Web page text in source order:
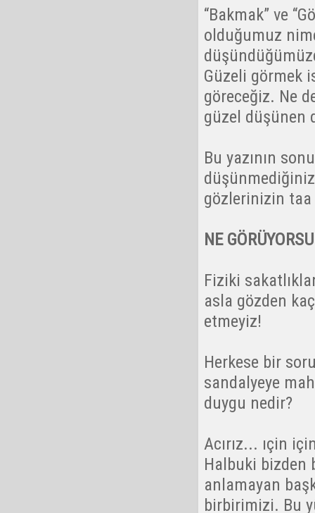
“Bakmak” ve
olduğumuz
Güzeli görmek
göreceğiz. Ne
güzel düşünen
Bu yazının
gözlerinizin taa
NE
Fiziki
asla gözden
etmeyiz!
Herkese bir
sandalyeye
duygu nedir?
Acırız... ıçin
Halbuki bizden
anlamayan
birbirimizi. Bu